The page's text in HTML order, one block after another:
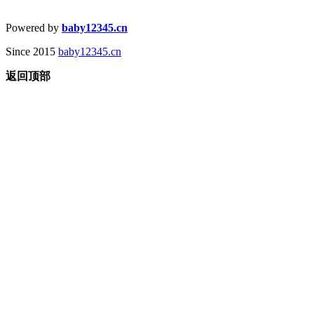
Powered by baby12345.cn
Since 2015 baby12345.cn
返回顶部